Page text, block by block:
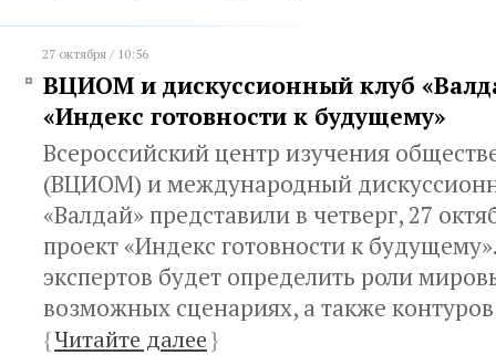
27 октября / 10:56
ВЦИОМ и дискуссионный клуб
«Индекс готовности к будущему»
Всероссийский центр изучения
(ВЦИОМ) и международный
«Валдай» представили в четверг, 27
проект «Индекс готовности к
экспертов будет определить роли
возможных сценариях, а также
{Читайте далее}